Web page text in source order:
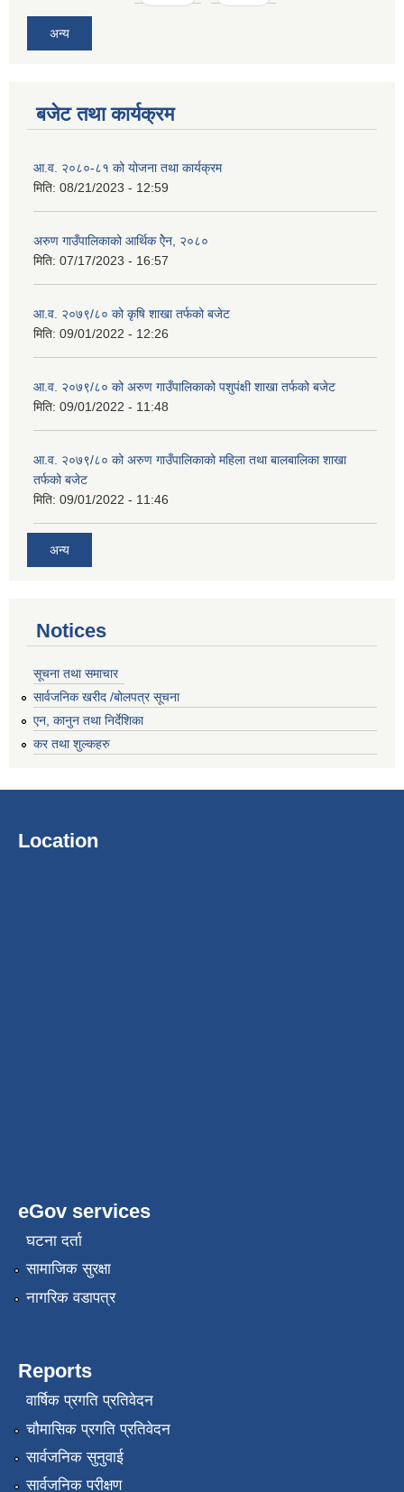
अन्य
बजेट तथा कार्यक्रम
आ.व. २०८०-८१ को योजना तथा कार्यक्रम
मिति: 08/21/2023 - 12:59
अरुण गाउँपालिकाको आर्थिक ऐेन, २०८०
मिति: 07/17/2023 - 16:57
आ.व. २०७९/८० को कृषि शाखा तर्फको बजेट
मिति: 09/01/2022 - 12:26
आ.व. २०७९/८० को अरुण गाउँपालिकाको पशुपंक्षी शाखा तर्फको बजेट
मिति: 09/01/2022 - 11:48
आ.व. २०७९/८० को अरुण गाउँपालिकाको महिला तथा बालबालिका शाखा
तर्फको बजेट
मिति: 09/01/2022 - 11:46
अन्य
Notices
सूचना तथा समाचार
सार्वजनिक खरीद /बोलपत्र सूचना
एन, कानुन तथा निर्देशिका
कर तथा शुल्कहरु
Location
eGov services
घटना दर्ता
सामाजिक सुरक्षा
नागरिक वडापत्र
Reports
वार्षिक प्रगति प्रतिवेदन
चौमासिक प्रगति प्रतिवेदन
सार्वजनिक सुनुवाई
सार्वजनिक परीक्षण